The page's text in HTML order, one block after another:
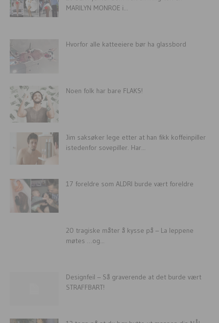
MARILYN MONROE i...
Hvorfor alle katteeiere bør ha glassbord
Noen folk har bare FLAKS!
Jim saksøker lege etter at han fikk koffeinpiller
istedenfor sovepiller. Har...
17 foreldre som ALDRI burde vært foreldre
20 tragiske måter å kysse på – La leppene
møtes …og...
Designfeil – Så graverende at det burde vært
STRAFFBART!